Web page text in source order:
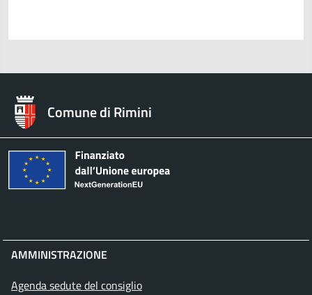
Comune di Rimini
AMMINISTRAZIONE
Agenda sedute del consiglio